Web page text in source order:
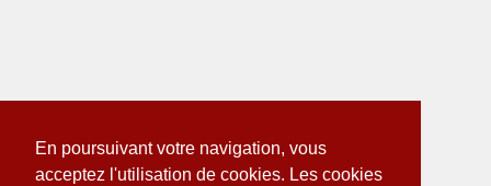
En poursuivant votre navigation, vous
acceptez l'utilisation de cookies. Les cookies